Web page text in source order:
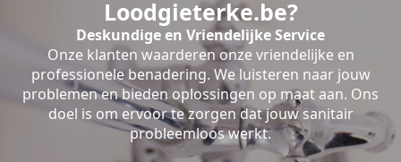
Loodgieterke.be?
Deskundige en Vriendelijke Service
Onze klanten waarderen onze vriendelijke en
professionele benadering. We luisteren naar jouw
problemen en bieden oplossingen op maat aan. Ons
doel is om ervoor te zorgen dat jouw sanitair
probleemloos werkt.